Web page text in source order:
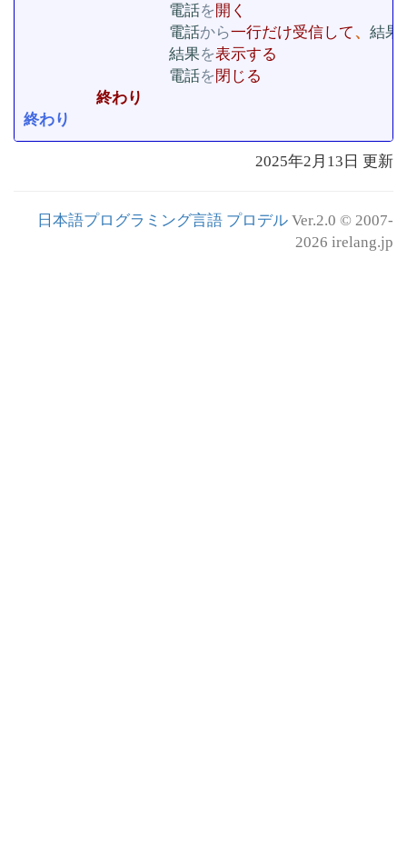
電話を
電話から一行だけ受信して、 結果
結果を
電話を 閉じる
終わり
2025年2月13日 更新
日本語プログラミング言語 プロデル Ver.2.0 © 2007-
2026 irelang.jp